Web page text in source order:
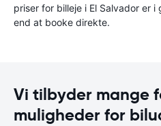
priser for billeje i El Salvador er
end at booke direkte.
Vi tilbyder mange
muligheder for